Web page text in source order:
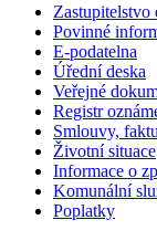
Zastupitelstvo
Povinné
E-podatelna
Úřední deska
Veřejné
Registr
Smlouvy,
Životní situace
Informace o
Komunální
Poplatky